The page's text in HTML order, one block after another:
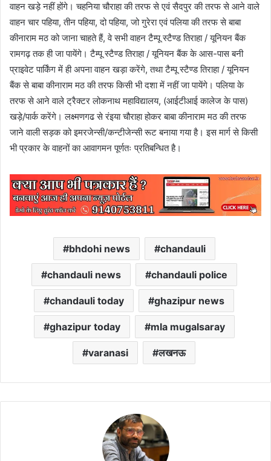
वाहन खड़े नहीं होंगे। चहनिया चौराहा की तरफ से एवं सैदपुर की तरफ से आने वाले
वाहन चार पहिया, तीन पहिया, दो पहिया, जो गुरेरा एवं पलिया की तरफ से बाबा
कीनाराम मठ को जाना चाहते हैं, वे सभी वाहन टैम्पू स्टैण्ड तिराहा / यूनियन बैंक
रामगढ़ तक ही जा पायेंगे। टैम्पू स्टैण्ड तिराहा / यूनियन बैंक के आस-पास बनी
प्राइवेट पार्किंग में ही अपना वाहन खड़ा करेंगे, तथा टैम्पू स्टैण्ड तिराहा / यूनियन
बैंक से बाबा कीनाराम मठ की तरफ किसी भी दशा में नहीं जा पायेंगे। पलिया के
तरफ से आने वाले ट्रैक्टर लोकनाथ महाविद्यालय, (आईटीआई कालेज के पास)
खड़े/पार्क करेंगे। लक्ष्मणगढ से रंइया चौराहा होकर बाबा कीनाराम मठ की तरफ
जाने वाली सड़क को इमरजेन्सी/कन्टीजेन्सी रूट बनाया गया है। इस मार्ग से किसी
भी प्रकार के वाहनों का आवागमन पूर्णतः प्रतिबन्धित है।
bhdohi news chandauli
chandauli news chandauli police
chandauli today ghazipur news
ghazipur today mla mugalsaray
varanasi लखनऊ